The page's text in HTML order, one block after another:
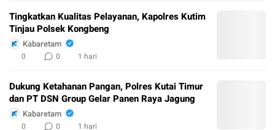
Tingkatkan Kualitas Pelayanan, Kapolres Kutim
Tinjau Polsek Kongbeng
Kabaretam
0 0 1 hari
Dukung Ketahanan Pangan, Polres Kutai Timur
dan PT DSN Group Gelar Panen Raya Jagung
Kabaretam
0 0 1 hari